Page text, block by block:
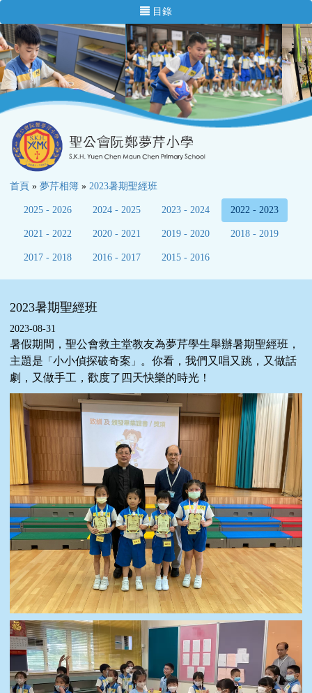
目錄
首頁 » 夢芹相簿 » 2023暑期聖經班
2025 - 2026 2024 - 2025 2023 - 2024 2022 - 2023
2021 - 2022 2020 - 2021 2019 - 2020 2018 - 2019
2017 - 2018 2016 - 2017 2015 - 2016
2023暑期聖經班
2023-08-31
暑假期間，聖公會救主堂教友為夢芹學生舉辦暑期聖經班，
主題是 「 小小偵探破奇案 」
。你看，我們又唱又跳，又做話
劇，又做手工，歡度了四天快樂的時光！